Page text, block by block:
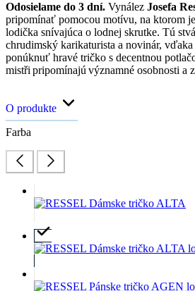
Odosielame do 3 dní. Vynález Josefa
pripomínať pomocou motívu, na ktorom
lodička snívajúca o lodnej skrutke. Tú
chrudimský karikaturista a novinár,
ponúknuť hravé tričko s decentnou
mistři pripomínajú významné osobnosti a
O produkte
Farba